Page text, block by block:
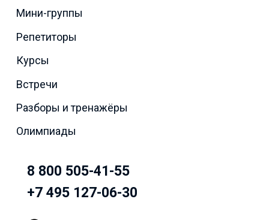
Мини-группы
Репетиторы
Курсы
Встречи
Разборы и тренажёры
Олимпиады
8 800 505-41-55
+7 495 127-06-30